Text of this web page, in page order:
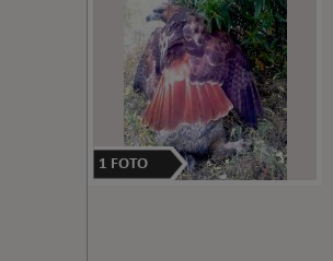
1 FOTO